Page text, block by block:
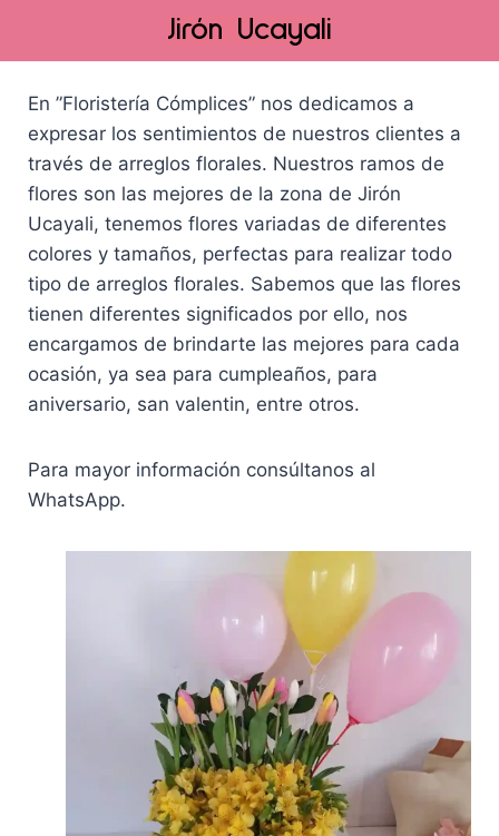
Jirón Ucayali
En ”Floristería Cómplices” nos dedicamos a
expresar los sentimientos de nuestros clientes a
través de arreglos florales. Nuestros ramos de
flores son las mejores de la zona de Jirón
Ucayali, tenemos flores variadas de diferentes
colores y tamaños, perfectas para realizar todo
tipo de arreglos florales. Sabemos que las flores
tienen diferentes significados por ello, nos
encargamos de brindarte las mejores para cada
ocasión, ya sea para cumpleaños, para
aniversario, san valentin, entre otros.
Para mayor información consúltanos al
WhatsApp.